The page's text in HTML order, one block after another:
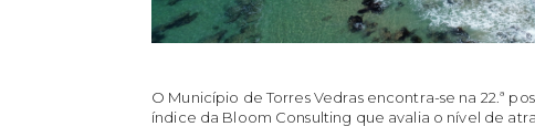
O Município de Torres Vedras encontra-se na 22.ª
índice da Bloom Consulting que avalia o nível de